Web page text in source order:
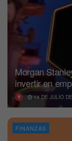
Morgan
invertir en
14 DE JULIO
FINANZAS